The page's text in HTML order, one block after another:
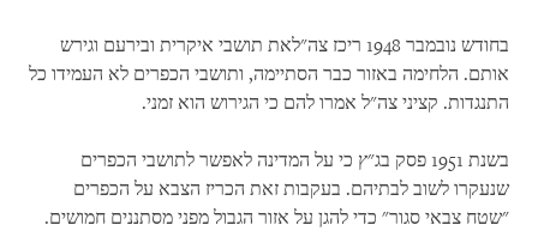
בחודש נובמבר 1948 ריכז צה"לאת תושבי איקרית ובירעם וגירש
אותם. הלחימה באזור כבר הסתיימה, ותושבי הכפרים לא העמידו כל
התנגדות. קציני צה"ל אמרו להם כי הגירוש הוא זמני.
בשנת 1951 פסק בג"ץ כי על המדינה לאפשר לתושבי הכפרים
שנעקרו לשוב לבתיהם. בעקבות זאת הכריז הצבא על הכפרים
"שטח צבאי סגור" כדי להגן על אזור הגבול מפני מסתננים חמושים.